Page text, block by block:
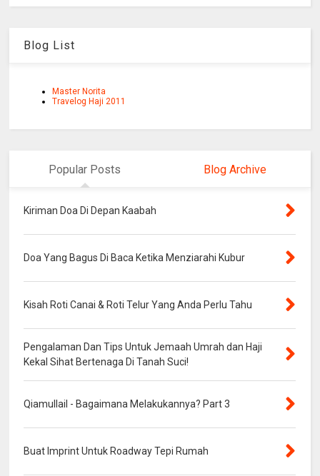
Blog List
Master Norita
Travelog Haji 2011
Popular Posts Blog Archive
Kiriman Doa Di Depan Kaabah
Doa Yang Bagus Di Baca Ketika Menziarahi Kubur
Kisah Roti Canai & Roti Telur Yang Anda Perlu Tahu
Pengalaman Dan Tips Untuk Jemaah Umrah dan Haji
Kekal Sihat Bertenaga Di Tanah Suci!
Qiamullail - Bagaimana Melakukannya? Part 3
Buat Imprint Untuk Roadway Tepi Rumah